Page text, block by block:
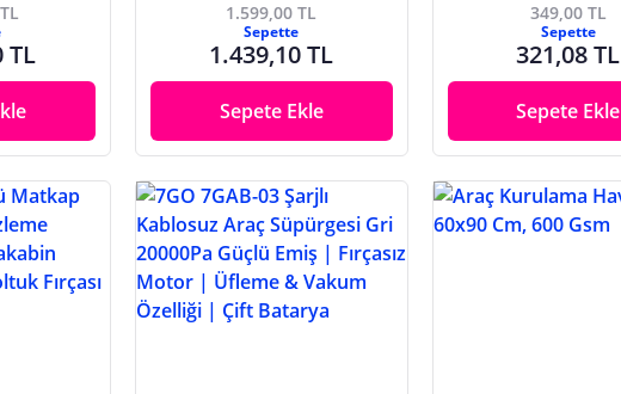
TL
1.599,00 TL
Sepette
1.439,10 TL
Sepete Ekle
349,00 TL
Sepette
321,08 TL
Sepete Ekle